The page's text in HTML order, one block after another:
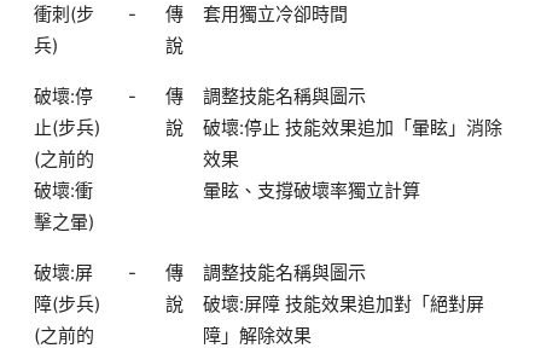
衝刺(步
兵)
-
傳
說
套用獨立冷卻時間
破壞:停
止(步兵)
(之前的
破壞:衝
擊之暈)
-
傳
說
調整技能名稱與圖示
破壞:停止 技能效果追加「暈眩」消除
效果
暈眩、支撐破壞率獨立計算
破壞:屏
障(步兵)
(之前的
-
傳
說
調整技能名稱與圖示
破壞:屏障 技能效果追加對「絕對屏
障」解除效果